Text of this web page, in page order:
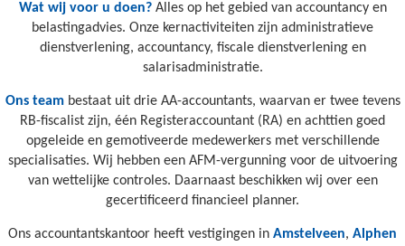
Wat wij voor u doen?Alles op het gebied van accountancy en
belastingadvies. Onze kernactiviteiten zijn administratieve
dienstverlening, accountancy, fiscale dienstverlening en
salarisadministratie.
Ons teambestaat uit drie AA-accountants, waarvan er twee tevens
RB-fiscalist zijn, één Registeraccountant (RA) en achttien goed
opgeleide en gemotiveerde medewerkers met verschillende
specialisaties. Wij hebben een AFM-vergunning voor de uitvoering
van wettelijke controles. Daarnaast beschikken wij over een
gecertificeerd financieel planner.
Ons accountantskantoor heeft vestigingen in Amstelveen, Alphen